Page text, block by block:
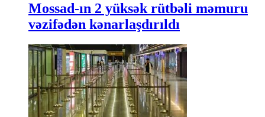
Mossad-ın 2 yüksək rütbəli məmuru
vəzifədən kənarlaşdırıldı